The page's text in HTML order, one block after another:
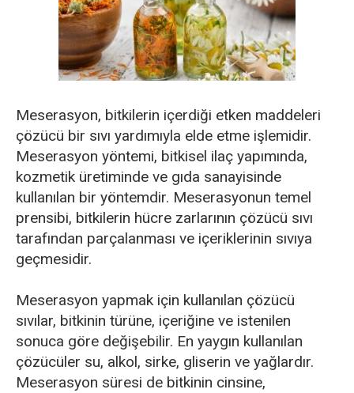
Meserasyon, bitkilerin içerdiği etken maddeleri
çözücü bir sıvı yardımıyla elde etme işlemidir.
Meserasyon yöntemi, bitkisel ilaç yapımında,
kozmetik üretiminde ve gıda sanayisinde
kullanılan bir yöntemdir. Meserasyonun temel
prensibi, bitkilerin hücre zarlarının çözücü sıvı
tarafından parçalanması ve içeriklerinin sıvıya
geçmesidir.
Meserasyon yapmak için kullanılan çözücü
sıvılar, bitkinin türüne, içeriğine ve istenilen
sonuca göre değişebilir. En yaygın kullanılan
çözücüler su, alkol, sirke, gliserin ve yağlardır.
Meserasyon süresi de bitkinin cinsine,